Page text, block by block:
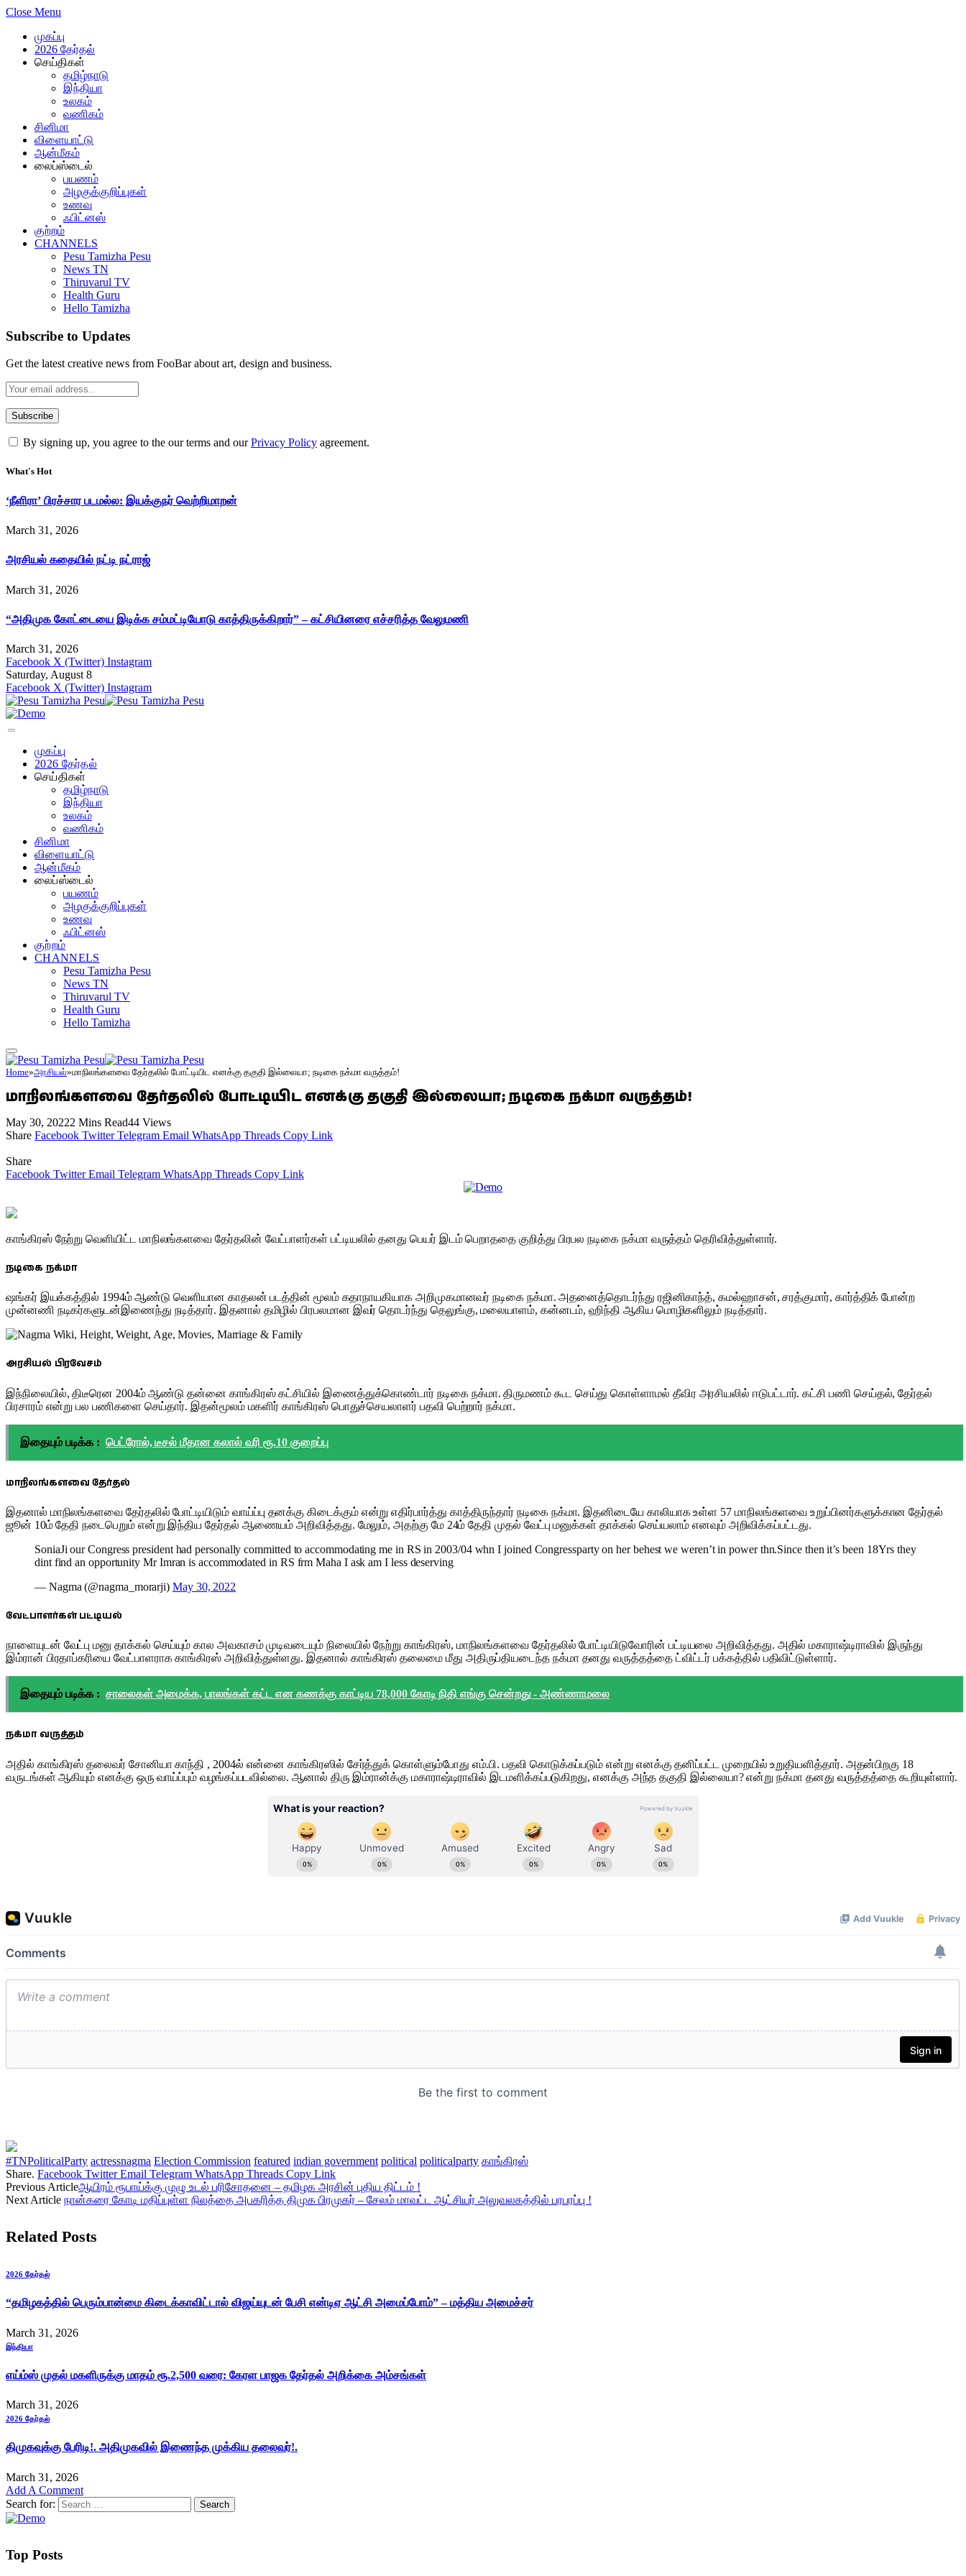
Close Menu
முகப்பு
2026 தேர்தல்
செய்திகள்
தமிழ்நாடு
இந்தியா
உலகம்
வணிகம்
சினிமா
விளையாட்டு
ஆன்மீகம்
லைப்ஸ்டைல்
பயணம்
அழகுக்குறிப்புகள்
உணவு
ஃபிட்னஸ்
குற்றம்
CHANNELS
Pesu Tamizha Pesu
News TN
Thiruvarul TV
Health Guru
Hello Tamizha
Subscribe to Updates
Get the latest creative news from FooBar about art, design and business.
By signing up, you agree to the our terms and ourPrivacy Policy agreement.
What's Hot
‘நீளிரா’ பிரச்சார படமல்ல: இயக்குநர் வெற்றிமாறன்
March 31, 2026
அரசியல் கதையில் நட்டி நட்ராஜ்
March 31, 2026
“அதிமுக கோட்டையை இடிக்க சம்மட்டியோடு காத்திருக்கிறார்” – கட்சியினரை எச்சரித்த வேலுமணி
March 31, 2026
Facebook X (Twitter) Instagram
Saturday, August 8
Facebook X (Twitter) Instagram
முகப்பு
2026 தேர்தல்
செய்திகள்
தமிழ்நாடு
இந்தியா
உலகம்
வணிகம்
சினிமா
விளையாட்டு
ஆன்மீகம்
லைப்ஸ்டைல்
பயணம்
அழகுக்குறிப்புகள்
உணவு
ஃபிட்னஸ்
குற்றம்
CHANNELS
Pesu Tamizha Pesu
News TN
Thiruvarul TV
Health Guru
Hello Tamizha
Home»அரசியல்»மாநிலங்களவை தேர்தலில் போட்டியிட எனக்கு தகுதி இல்லையா; நடிகை நக்மா வருத்தம்!
மாநிலங்களவை தேர்தலில் போட்டியிட எனக்கு தகுதி இல்லையா; நடிகை நக்மா வருத்தம்!
May 30, 20222 Mins Read44 Views
Share Facebook Twitter Telegram Email WhatsApp Threads Copy Link
Share
Facebook Twitter Email Telegram WhatsApp Threads Copy Link
காங்கிரஸ் நேற்று வெளியிட்ட மாநிலங்களவை தேர்தலின் வேட்பாளர்கள் பட்டியலில் தனது பெயர் இடம் பெறாததை குறித்து பிரபல நடிகை நக்மா வருத்தம் தெரிவித்துள்ளார்.
நடிகை நக்மா
ஷங்கர் இயக்கத்தில் 1994ம் ஆண்டு வெளியான காதலன் படத்தின் மூலம் கதாநாயகியாக அறிமுகமானவர் நடிகை நக்மா. அதனைத்தொடர்ந்து ரஜினிகாந்த், கமல்ஹாசன், சரத்குமார், கார்த்திக் போன்ற
முன்னணி நடிகர்களுடன்இணைந்து நடித்தார். இதனால் தமிழில் பிரபலமான இவர் தொடர்ந்து தெலுங்கு, மலையாளம், கன்னடம், ஹிந்தி ஆகிய மொழிகளிலும் நடித்தார்.
அரசியல் பிரவேசம்
இந்நிலையில், திடீரென 2004ம் ஆண்டு தன்னை காங்கிரஸ் கட்சியில் இணைத்துக்கொண்டார் நடிகை நக்மா. திருமணம் கூட செய்து கொள்ளாமல் தீவிர அரசியலில் ஈடுபட்டார். கட்சி பணி செய்தல், தேர்தல்
பிரசாரம் என்று பல பணிகளை செய்தார். இதன்மூலம் மகளிர் காங்கிரஸ் பொதுச்செயலாளர் பதவி பெற்றார் நக்மா.
இதையும் படிக்க : பெட்ரோல், டீசல் மீதான கலால் வரி ரூ.10 குறைப்பு
மாநிலங்களவை தேர்தல்
இதனால் மாநிலங்களவை தேர்தலில் போட்டியிடும் வாய்ப்பு தனக்கு கிடைக்கும் என்று எதிர்பார்த்து காத்திருந்தார் நடிகை நக்மா. இதனிடையே காலியாக உள்ள 57 மாநிலங்களவை உறுப்பினர்களுக்கான தேர்தல்
ஜூன் 10ம் தேதி நடைபெறும் என்று இந்திய தேர்தல் ஆணையம் அறிவித்தது. மேலும், அதற்கு மே 24ம் தேதி முதல் வேட்பு மனுக்கள் தாக்கல் செய்யலாம் எனவும் அறிவிக்கப்பட்டது.
SoniaJi our Congress president had personally committed to accommodating me in RS in 2003/04 whn I joined Congressparty on her behest we weren’t in power thn.Since then it’s been 18Yrs they
dint find an opportunity Mr Imran is accommodated in RS frm Maha I ask am I less deserving
— Nagma (@nagma_morarji) May 30, 2022
வேட்பாளர்கள் பட்டியல்
நாளையுடன் வேட்பு மனு தாக்கல் செய்யும் கால அவகாசம் முடிவடையும் நிலையில் நேற்று காங்கிரஸ், மாநிலங்களவை தேர்தலில் போட்டியிடுவோரின் பட்டியலை அறிவித்தது. அதில் மகாராஷ்டிராவில் இருந்து
இம்ரான் பிரதாப்கரியை வேட்பாளராக காங்கிரஸ் அறிவித்துள்ளது. இதனால் காங்கிரஸ் தலைமை மீது அதிருப்தியடைந்த நக்மா தனது வருத்தத்தை ட்விட்டர் பக்கத்தில் பதிவிட்டுள்ளார்.
இதையும் படிக்க : சாலைகள் அமைக்க, பாலங்கள் கட்ட என கணக்கு காட்டிய 78,000 கோடி நிதி எங்கு சென்றது - அண்ணாமலை
நக்மா வருத்தம்
அதில் காங்கிரஸ் தலைவர் சோனியா காந்தி , 2004ல் என்னை காங்கிரஸில் சேர்த்துக் கொள்ளும்போது எம்.பி. பதவி கொடுக்கப்படும் என்று எனக்கு தனிப்பட்ட முறையில் உறுதியளித்தார். அதன்பிறகு 18
வருடங்கள் ஆகியும் எனக்கு ஒரு வாய்ப்பும் வழங்கப்படவில்லை. ஆனால் திரு இம்ரான்க்கு மகாராஷ்டிராவில் இடமளிக்கப்படுகிறது, எனக்கு அந்த தகுதி இல்லையா? என்று நக்மா தனது வருத்தத்தை கூறியுள்ளார்.
#TNPoliticalParty actressnagma Election Commission featured indian government political politicalparty காங்கிரஸ்
Share. Facebook Twitter Email Telegram WhatsApp Threads Copy Link
Previous Articleஆயிரம் ரூபாய்க்கு முழு உடல் பரிசோதனை – தமிழக அரசின் புதிய திட்டம் !
Next Article நான்கரை கோடி மதிப்புள்ள நிலத்தை அபகரித்த திமுக பிரமுகர் – சேலம் மாவட்ட ஆட்சியர் அலுவலகத்தில் பரபரப்பு !
Related Posts
2026 தேர்தல்
“தமிழகத்தில் பெரும்பான்மை கிடைக்காவிட்டால் விஜய்யுடன் பேசி என்டிஏ ஆட்சி அமைப்போம்” – மத்திய அமைச்சர்
March 31, 2026
இந்தியா
எய்ம்ஸ் முதல் மகளிருக்கு மாதம் ரூ.2,500 வரை: கேரள பாஜக தேர்தல் அறிக்கை அம்சங்கள்
March 31, 2026
2026 தேர்தல்
திமுகவுக்கு பேரிடி!. அதிமுகவில் இணைந்த முக்கிய தலைவர்!.
March 31, 2026
Add A Comment
Search for:
Top Posts